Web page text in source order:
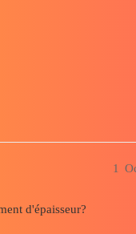
1
d'épaisseur?